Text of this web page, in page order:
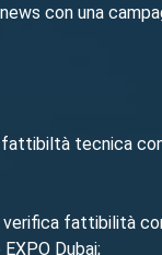
con una
tecnica
fattibilità
Dubai;